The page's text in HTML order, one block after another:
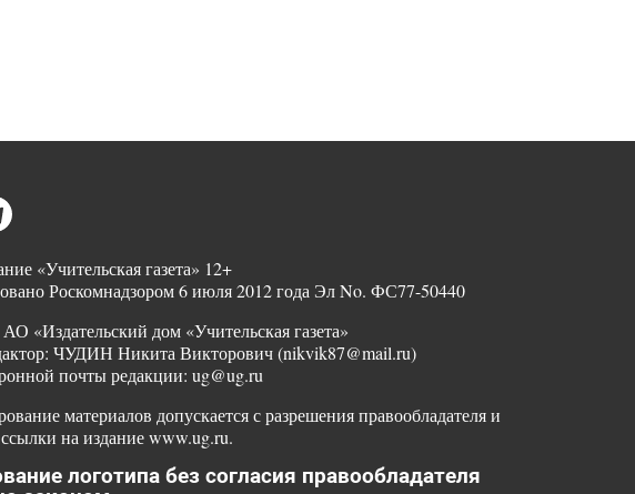
«Учительская газета» 12+
Роскомнадзором 6 июля 2012 года Эл No. ФС77-50440
«Издательский дом «Учительская газета»
ЧУДИН Никита Викторович (nikvik87@mail.ru)
почты редакции: ug@ug.ru
материалов допускается с разрешения правообладателя и
на издание www.ug.ru.
логотипа без согласия правообладателя